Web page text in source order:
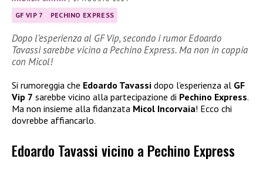
GF VIP 7 PECHINO EXPRESS
Dopo l’esperienza al GF Vip, secondo i rumor Edoardo
Tavassi sarebbe vicino a Pechino Express. Ma non in coppia
con Micol!
Si rumoreggia che Edoardo Tavassi dopo l’esperienza al GF
Vip 7 sarebbe vicino alla partecipazione di Pechino Express.
Ma non insieme alla fidanzata Micol Incorvaia! Ecco chi
dovrebbe affiancarlo.
Edoardo Tavassi vicino a Pechino Express